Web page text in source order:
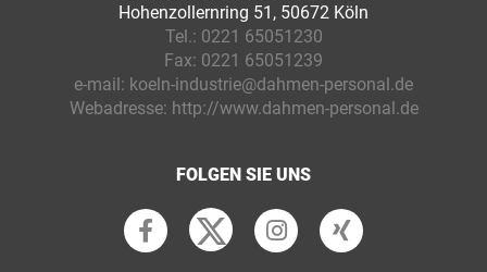
Hohenzollernring 51, 50672 Köln
Tel.: 0221 65051230
Fax: 0221 65051239
e-mail: koeln-industrie@dahmen-personal.de
Webadresse: http://www.dahmen-personal.de
FOLGEN SIE UNS